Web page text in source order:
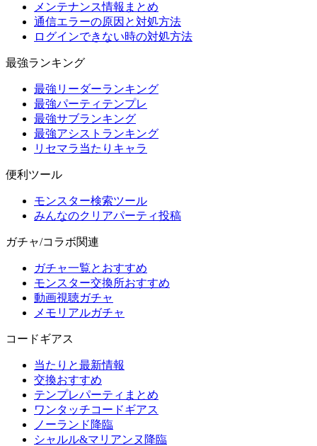
メンテナンス情報まとめ
通信エラーの原因と対処方法
ログインできない時の対処方法
最強ランキング
最強リーダーランキング
最強パーティテンプレ
最強サブランキング
最強アシストランキング
リセマラ当たりキャラ
便利ツール
モンスター検索ツール
みんなのクリアパーティ投稿
ガチャ/コラボ関連
ガチャ一覧とおすすめ
モンスター交換所おすすめ
動画視聴ガチャ
メモリアルガチャ
コードギアス
当たりと最新情報
交換おすすめ
テンプレパーティまとめ
ワンタッチコードギアス
ノーランド降臨
シャルル&マリアンヌ降臨